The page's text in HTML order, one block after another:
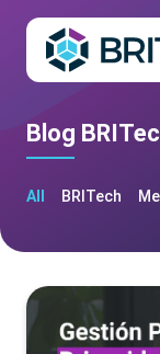
Blog
All BRITech